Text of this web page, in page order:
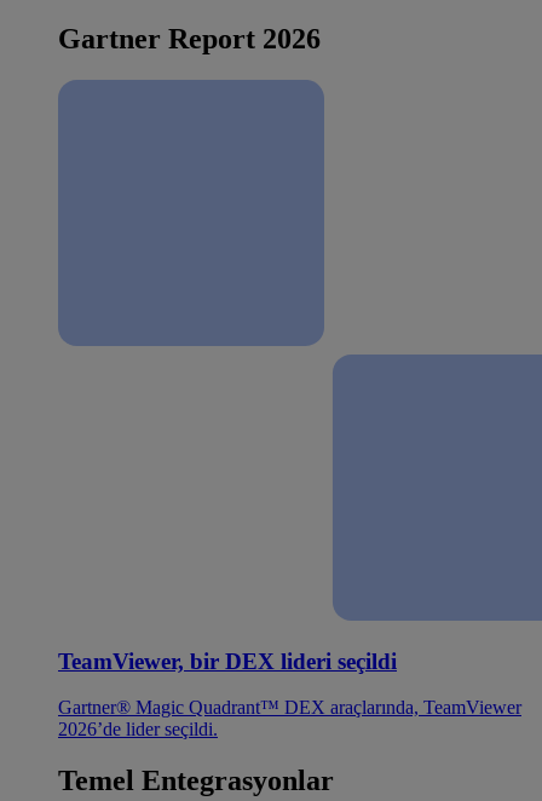
Gartner Report 2026
TeamViewer, bir DEX lideri seçildi
Gartner® Magic Quadrant™ DEX araçlarında, TeamViewer
2026’de lider seçildi.
Temel Entegrasyonlar